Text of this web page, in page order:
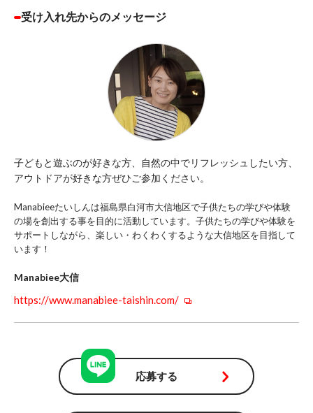
受け入れ先からのメッセージ
子どもと遊ぶのが好きな方、自然の中でリフレッシュしたい方、
アウトドアが好きな方ぜひご参加ください。
Manabieeたいしんは福島県白河市大信地区で子供たちの学びや体験
の場を創出する事を目的に活動しています。子供たちの学びや体験を
サポートしながら、楽しい・わくわくするような大信地区を目指して
います！
Manabiee大信
https://www.manabiee-taishin.com/
応募する